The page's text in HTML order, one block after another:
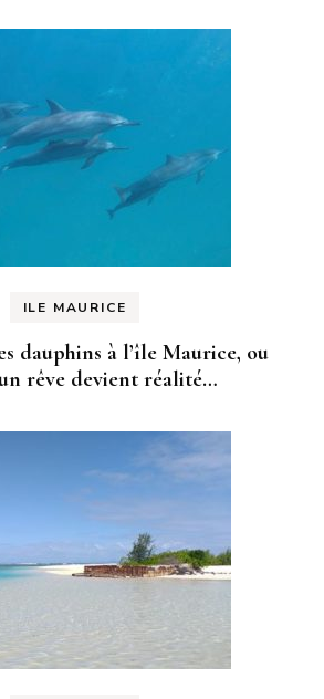
ILE MAURICE
dauphins à l’île Maurice, ou
rêve devient réalité…